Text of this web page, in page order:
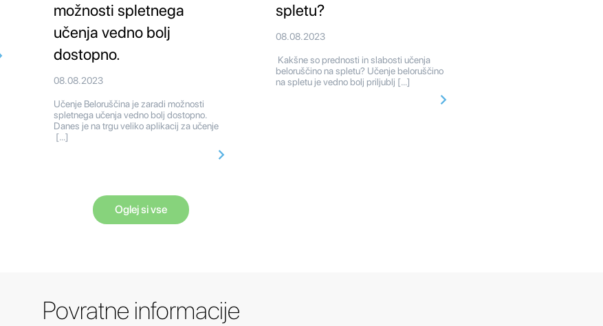
možnosti spletnega
učenja vedno bolj
dostopno.
08.08.2023
Učenje Beloruščina je zaradi možnosti
spletnega učenja vedno bolj dostopno.
Danes je na trgu veliko aplikacij za učenje
[…]
spletu?
08.08.2023
Kakšne so prednosti in slabosti učenja
beloruščino na spletu? Učenje beloruščino
na spletu je vedno bolj priljublj […]
Oglej si vse
Povratne informacije